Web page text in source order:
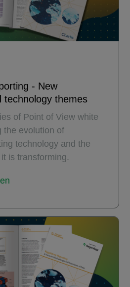
- New
technology themes
of Point of View white
the evolution of
technology and the
is transforming.